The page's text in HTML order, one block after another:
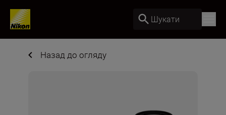
Шукати
Назад до огляду